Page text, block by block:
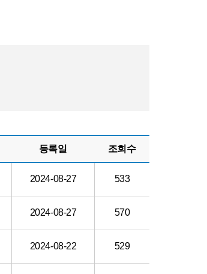
등록일 조회수
2024-08-27 533
2024-08-27 570
2024-08-22 529